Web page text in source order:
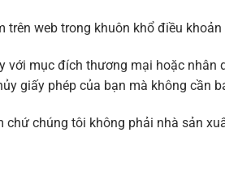
web trong khuôn khổ điều
mục đích thương mại hoặc
giấy phép của bạn mà không cần
chúng tôi không phải nhà sản